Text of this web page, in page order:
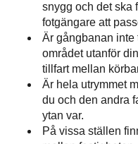
snygg och det ska
fotgängare att
Är gångbanan inte
området utanför
tillfart mellan
Är hela utrymmet
du och den andra
ytan var.
På vissa ställen